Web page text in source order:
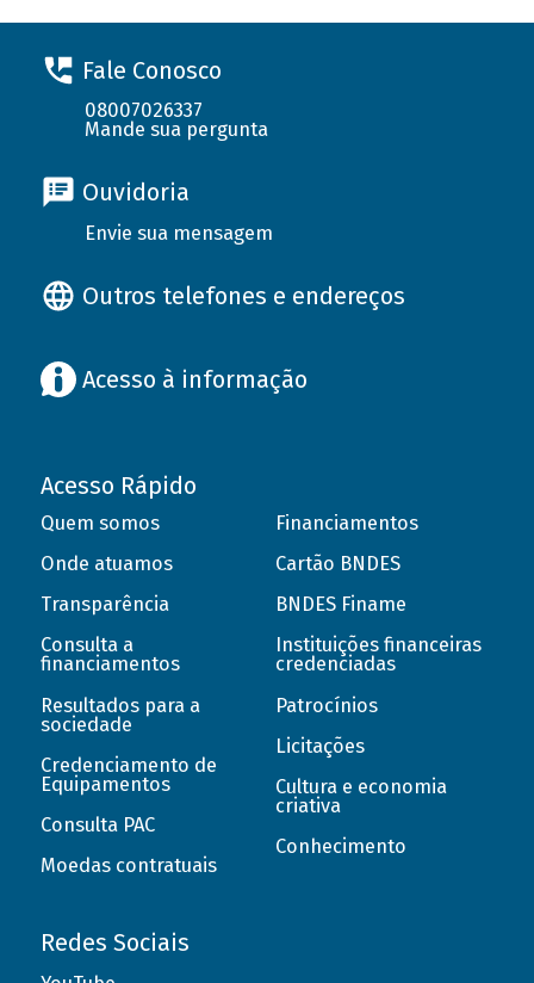
Fale Conosco
08007026337
Mande sua pergunta
Ouvidoria
Envie sua mensagem
Outros telefones e endereços
Acesso à informação
Acesso Rápido
Quem somos
Onde atuamos
Transparência
Consulta a
financiamentos
Resultados para a
sociedade
Credenciamento de
Equipamentos
Consulta PAC
Moedas contratuais
Financiamentos
Cartão BNDES
BNDES Finame
Instituições financeiras
credenciadas
Patrocínios
Licitações
Cultura e economia
criativa
Conhecimento
Redes Sociais